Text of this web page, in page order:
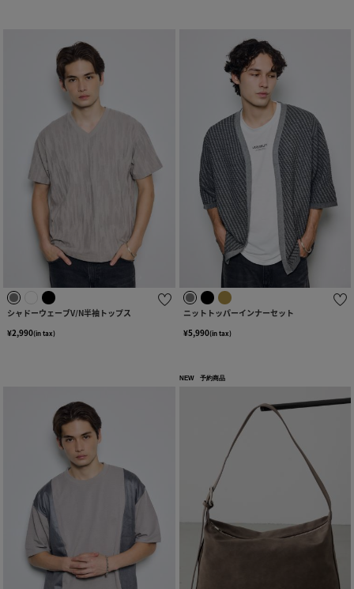
シャドーウェーブV/N半袖トップス
¥2,990(in tax)
ニットトッパーインナーセット
¥5,990(in tax)
NEW 予約商品